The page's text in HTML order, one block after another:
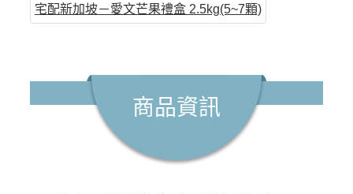
宅配新加坡－愛文芒果禮盒 2.5kg(5~7顆)
商品資訊